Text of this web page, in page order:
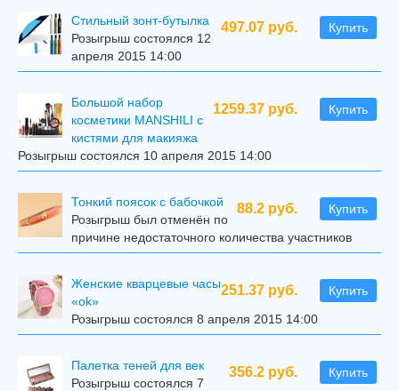
497.07 руб. Купить
Стильный зонт-бутылка
Розыгрыш состоялся 12
апреля 2015 14:00
1259.37 руб. Купить
Большой набор
косметики MANSHILI с
кистями для макияжа
Розыгрыш состоялся 10 апреля 2015 14:00
88.2 руб. Купить
Тонкий поясок с бабочкой
Розыгрыш был отменён по
причине недостаточного количества участников
251.37 руб. Купить
Женские кварцевые часы
«ok»
Розыгрыш состоялся 8 апреля 2015 14:00
356.2 руб. Купить
Палетка теней для век
Розыгрыш состоялся 7